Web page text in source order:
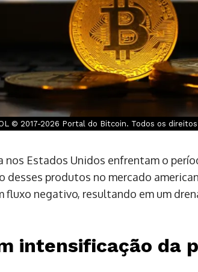
© 2017-2026 Portal do Bitcoin. Todos os
nos Estados Unidos enfrentam o
desses produtos no mercado
fluxo negativo, resultando em um
intensificação da